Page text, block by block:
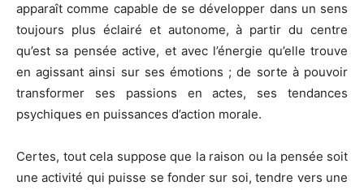
apparaît comme capable de se développer dans un sens
toujours plus éclairé et autonome, à partir du centre
qu’est sa pensée active, et avec l’énergie qu’elle trouve
en agissant ainsi sur ses émotions ; de sorte à pouvoir
transformer ses passions en actes, ses tendances
psychiques en puissances d’action morale.
Certes, tout cela suppose que la raison ou la pensée soit
une activité qui puisse se fonder sur soi, tendre vers une